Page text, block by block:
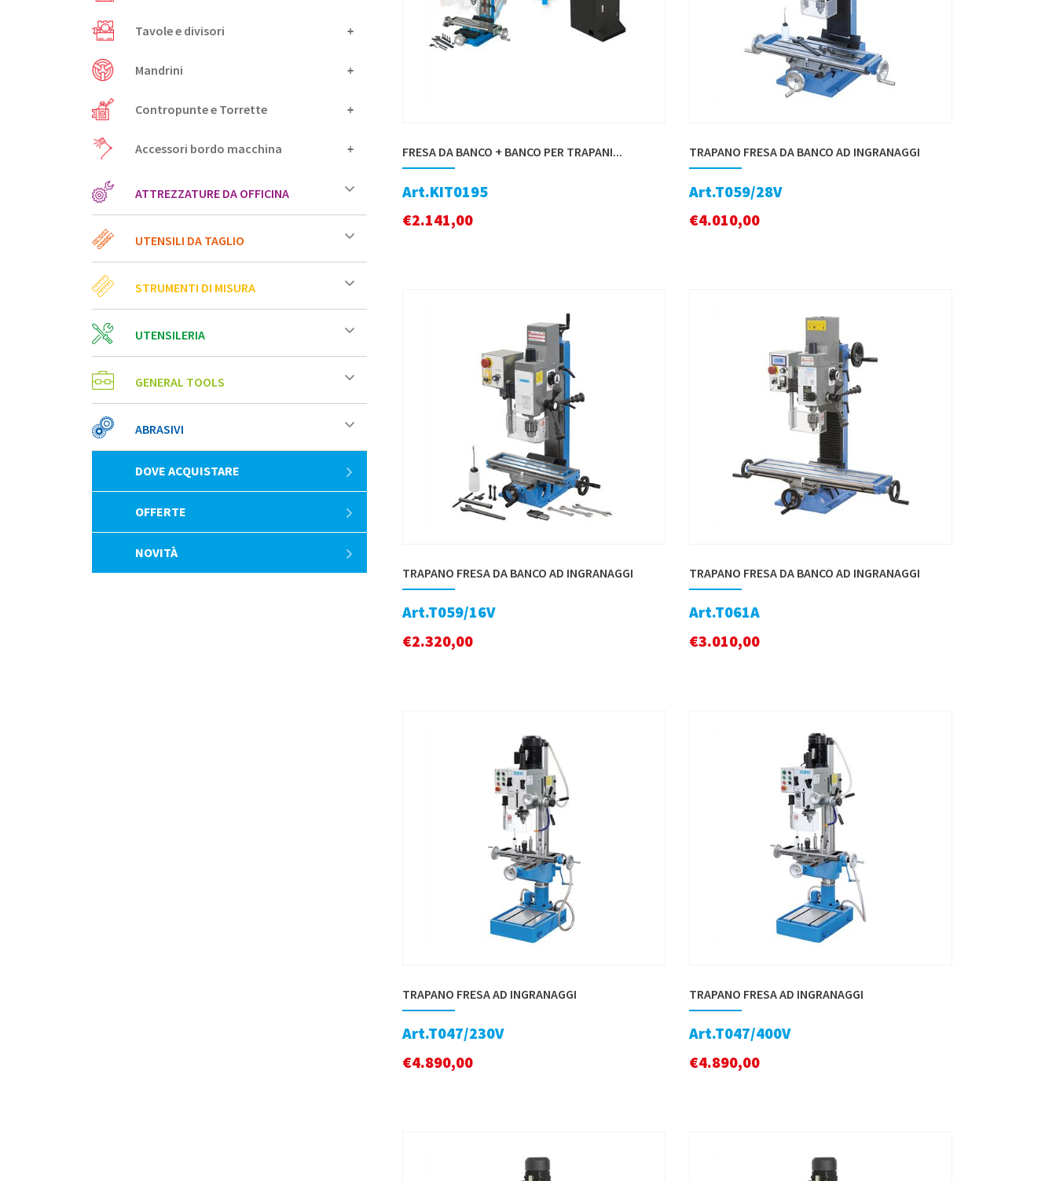
Tavole e divisori
Mandrini
Contropunte e Torrette
Accessori bordo macchina
ATTREZZATURE DA OFFICINA
UTENSILI DA TAGLIO
STRUMENTI DI MISURA
UTENSILERIA
GENERAL TOOLS
ABRASIVI
DOVE ACQUISTARE
OFFERTE
NOVITÀ
FRESA DA BANCO + BANCO PER TRAPANI...
Art.KIT0195
€2.141,00
TRAPANO FRESA DA BANCO AD INGRANAGGI
Art.T059/28V
€4.010,00
TRAPANO FRESA DA BANCO AD INGRANAGGI
Art.T059/16V
€2.320,00
TRAPANO FRESA DA BANCO AD INGRANAGGI
Art.T061A
€3.010,00
TRAPANO FRESA AD INGRANAGGI
Art.T047/230V
€4.890,00
TRAPANO FRESA AD INGRANAGGI
Art.T047/400V
€4.890,00